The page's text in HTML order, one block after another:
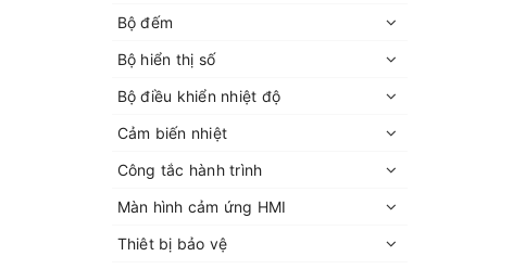
Bộ đếm
Bộ hiển thị số
Bộ điều khiển nhiệt độ
Cảm biến nhiệt
Công tắc hành trình
Màn hình cảm ứng HMI
Thiêt bị bảo vệ